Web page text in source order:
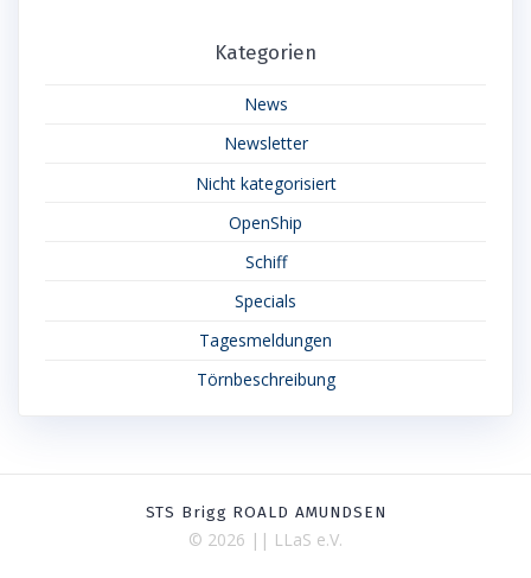
Kategorien
News
Newsletter
Nicht kategorisiert
OpenShip
Schiff
Specials
Tagesmeldungen
Törnbeschreibung
STS Brigg ROALD AMUNDSEN
© 2026 || LLaS e.V.